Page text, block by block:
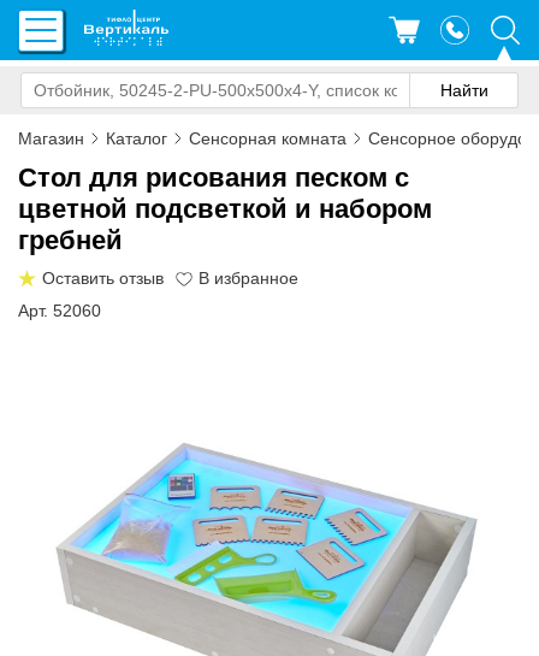
Магазин Каталог Сенсорная комната Сенсорное
Стол для рисования песком с
цветной подсветкой и набором
гребней
Оставить отзыв
Арт. 52060